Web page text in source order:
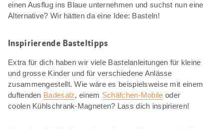
einen Ausflug ins Blaue unternehmen und suchst nun eine
Alternative? Wir hätten da eine Idee: Basteln!
Inspirierende Basteltipps
Extra für dich haben wir viele Bastelanleitungen für kleine
und grosse Kinder und für verschiedene Anlässe
zusammengestellt. Wie wäre es beispielsweise mit einem
duftenden Badesalz, einem Schäfchen-Mobile oder
coolen Kühlschrank-Magneten? Lass dich inspirieren!